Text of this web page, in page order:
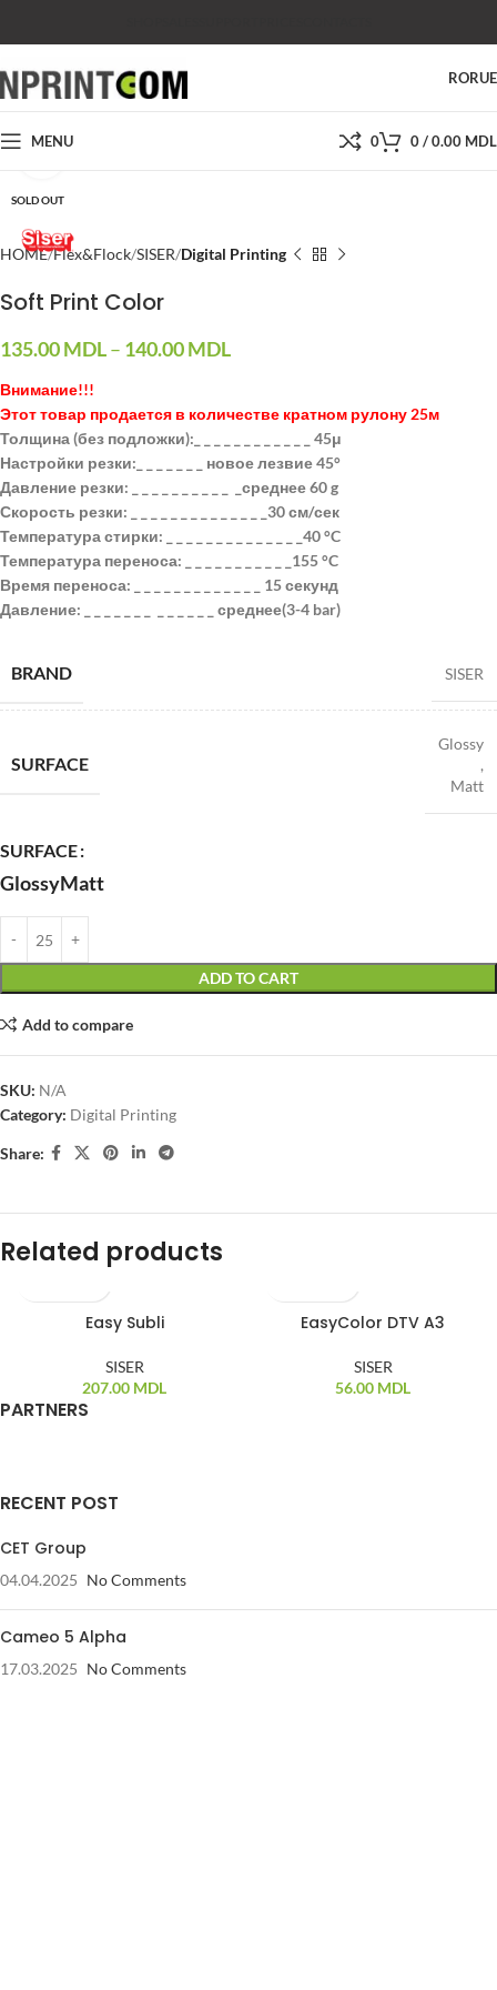
RORU
MENU 0 0/0.00 MDL
SOLD OUT
HOME Flex&Flock SISER Digital Printing
Soft Print Color
135.00MDL– 140.00MDL
Внимание!!!
Этот товар продается в количестве кратном рулону 25м
Толщина (без подложки):_ _ _ _ _ _ _ _ _ _ _ _ 45μ
Настройки резки:_ _ _ _ _ _ _ новое лезвие 45°
Давление резки: _ _ _ _ _ _ _ _ _ _ _среднее 60 g
Скорость резки: _ _ _ _ _ _ _ _ _ _ _ _ _ _30 см/сек
Температура стирки: _ _ _ _ _ _ _ _ _ _ _ _ _ _40 °C
Температура переноса: _ _ _ _ _ _ _ _ _ _ _155 °C
Время переноса: _ _ _ _ _ _ _ _ _ _ _ _ _ 15 секунд
Давление: _ _ _ _ _ _ _ _ _ _ _ _ _ среднее(3-4 bar)
BRAND SISER
SURFACE
Glossy
,
Matt
SURFACE
GlossyMatt
ADD TO CART
Add to compare
SKU: N/A
Category: Digital Printing
Share:
Related products
Easy Subli
SISER
207.00 MDL
EasyColor DTV A3
SISER
56.00 MDL
PARTNERS
RECENT POST
CET Group
04.04.2025 No Comments
Cameo 5 Alpha
17.03.2025 No Comments